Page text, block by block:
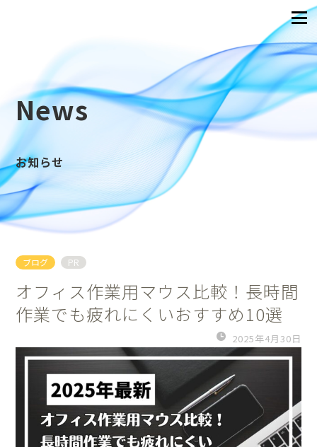
News
お知らせ
ブログ PR
オフィス作業用マウス比較！長時間
作業でも疲れにくいおすすめ10選
2025年4月30日